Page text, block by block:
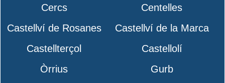
Cercs
Centelles
Castellví de Rosanes
Castellví de la Marca
Castellterçol
Castellolí
Òrrius
Gurb